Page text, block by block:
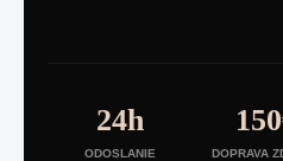
24h
ODOSLANIE DOPRAVA